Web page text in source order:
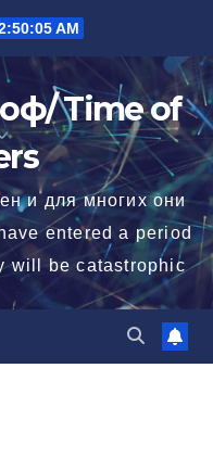
AM
Time of
и для многих они
entered a period
will be catastrophic